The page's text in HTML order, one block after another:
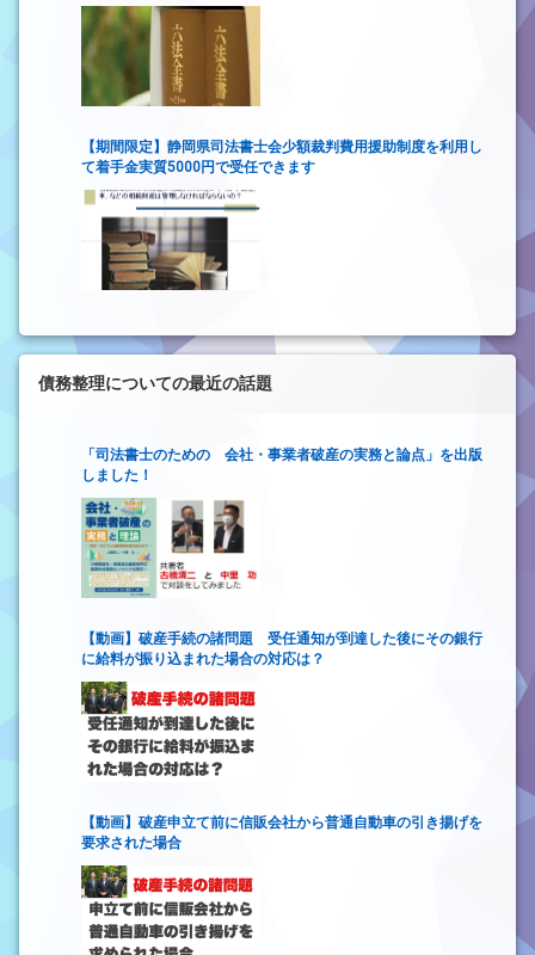
【期間限定】静岡県司法書士会少額裁判費用援助制度を利用し
て着手金実質5000円で受任できます
債務整理についての最近の話題
「司法書士のための 会社・事業者破産の実務と論点」を出版
しました！
【動画】破産手続の諸問題 受任通知が到達した後にその銀行
に給料が振り込まれた場合の対応は？
【動画】破産申立て前に信販会社から普通自動車の引き揚げを
要求された場合